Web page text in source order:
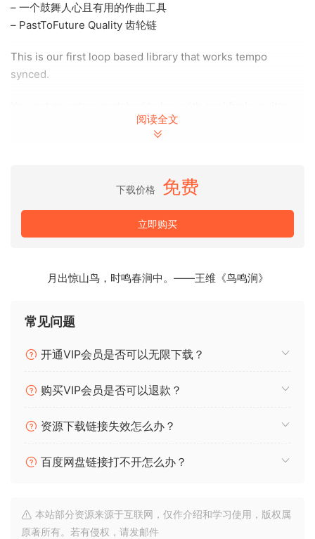
– 一个鼓舞人心且有用的作曲工具
– PastToFuture Quality 齿轮链
This is our first loop based library that works tempo
synced.
loops (e.g. for the chorus) and another octave matched to
key with a subtle funky guitar loops (e.g. for the verse).
– for Kontakt 5.4.3 (48kHz/24bit) and above
– Mix-ready
powerful funky guitar loops / one octave with decent funky
– PastToFuture Quality Gear Chain
P2P
🏠 HomePage
阅读全文
下载价格 免费
立即购买
月出惊山鸟，时鸣春涧中。——王维《鸟鸣涧》
常见问题
开通VIP会员是否可以无限下载？
购买VIP会员是否可以退款？
资源下载链接失效怎么办？
百度网盘链接打不开怎么办？
本站部分资源来源于互联网，仅作介绍和学习使用，版权属
原著所有。若有侵权，请发邮件